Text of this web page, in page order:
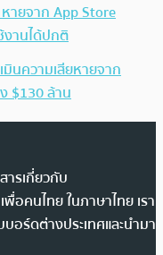
ายจาก App Store
านได้ปกติ
มินความเสียหายจาก
$130 ล้าน
ารเกี่ยวกับ
อคนไทย ในภาษาไทย เรา
อร์ดต่างประเทศและนำมา